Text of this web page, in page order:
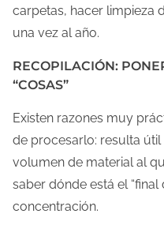
carpetas, hacer limpieza
una vez al año.
RECOPILACIÓN:
“COSAS”
Existen razones muy
de procesarlo: resulta
volumen de material al
saber dónde está el
concentración.